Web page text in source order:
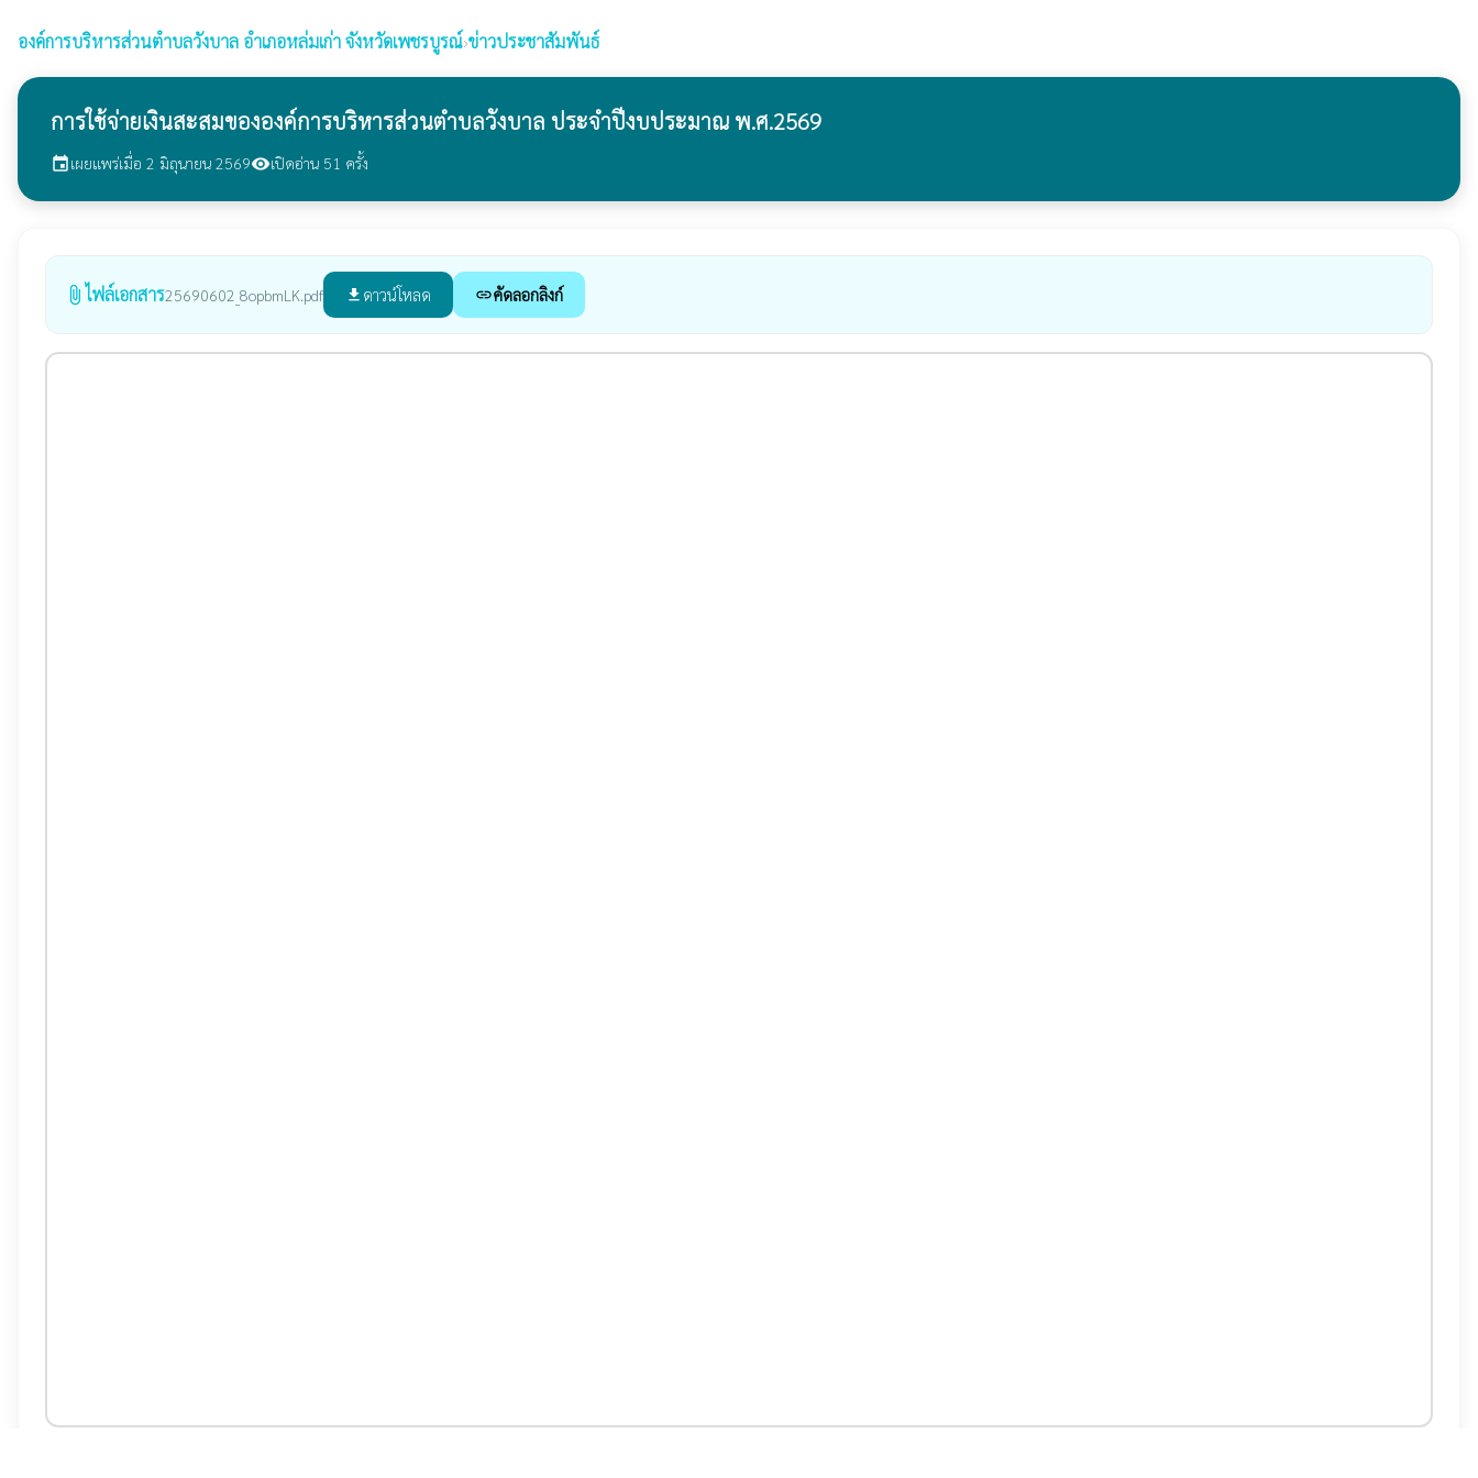
องค์การบริหารส่วนตำบลวังบาล อำเภอหล่มเก่า จังหวัดเพชรบูรณ์›ข่าวประชาสัมพันธ์
การใช้จ่ายเงินสะสมขององค์การบริหารส่วนตำบลวังบาล ประจำปีงบประมาณ พ.ศ.2569
eventเผยแพร่เมื่อ 2 มิถุนายน 2569visibilityเปิดอ่าน 51 ครั้ง
attach_file ไฟล์เอกสาร25690602_8opbmLK.pdf file_download ดาวน์โหลด linkคัดลอกลิงก์